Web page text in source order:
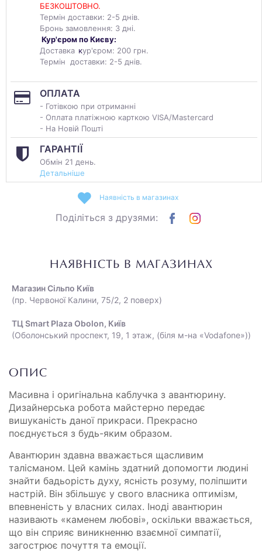
БЕЗКОШТОВНО.
Термін доставки: 2-5 днів.
Бронь замовлення: 3 дні.
Кур'єром по Києву:
Доставка кур'єром: 200 грн.
Термін доставки: 2-5 днів.
ОПЛАТА
- Готівкою при отриманні
- Оплата платіжною карткою VISA/Mastercard
- На Новій Пошті
ГАРАНТІЇ
Обмін 21 день.
Детальніше
Наявність в магазинах
Поділіться з друзями:
НАЯВНІСТЬ В МАГАЗИНАХ
Магазин Сільпо Київ
(пр. Червоної Калини, 75/2, 2 поверх)
ТЦ Smart Plaza Obolon, Київ
(Оболонський проспект, 19, 1 этаж, (біля м-на «Vodafone»))
ОПИС
Масивна і оригінальна каблучка з авантюрину.
Дизайнерська робота майстерно передає
вишуканість даної прикраси. Прекрасно
поєднується з будь-яким образом.
Авантюрин здавна вважається щасливим
талісманом. Цей камінь здатний допомогти людині
знайти бадьорість духу, ясність розуму, поліпшити
настрій. Він збільшує у свого власника оптимізм,
впевненість у власних силах. Іноді авантюрин
називають «каменем любові», оскільки вважається,
що він сприяє виникненню взаємної симпатії,
загострює почуття та емоції.